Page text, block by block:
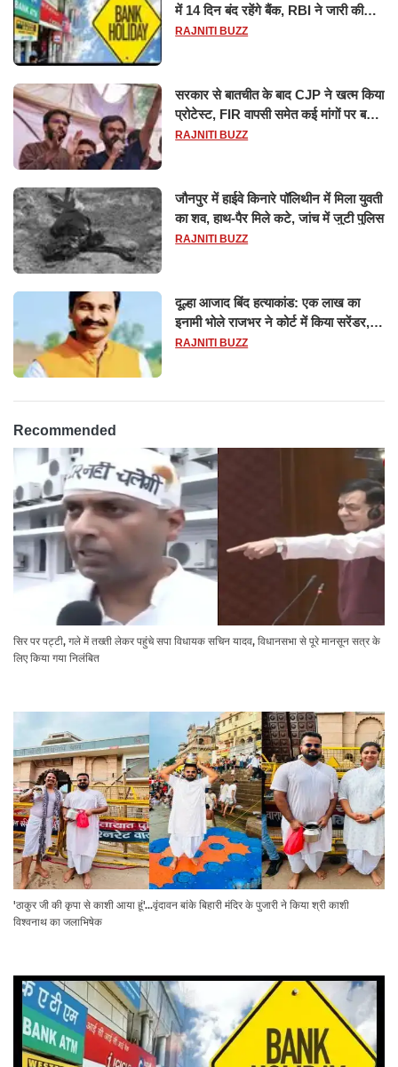
में 14 दिन बंद रहेंगे बैंक, RBI ने जारी की
छुट्टियों की लिस्ट​​​​​​​
RAJNITI BUZZ
सरकार से बातचीत के बाद CJP ने खत्म किया
प्रोटेस्ट, FIR वापसी समेत कई मांगों पर बनी
सहमति
RAJNITI BUZZ
जौनपुर में हाईवे किनारे पॉलिथीन में मिला युवती
का शव, हाथ-पैर मिले कटे, जांच में जुटी पुलिस
RAJNITI BUZZ
दूल्हा आजाद बिंद हत्याकांड: एक लाख का
इनामी भोले राजभर ने कोर्ट में किया सरेंडर,
14 दिन के लिए भेजा गया जेल
RAJNITI BUZZ
Recommended
सिर पर पट्टी, गले में तख्ती लेकर पहुंचे सपा विधायक सचिन यादव, विधानसभा से पूरे मानसून सत्र के
लिए किया गया निलंबित
'ठाकुर जी की कृपा से काशी आया हूं'...वृंदावन बांके बिहारी मंदिर के पुजारी ने किया श्री काशी
विश्वनाथ का जलाभिषेक